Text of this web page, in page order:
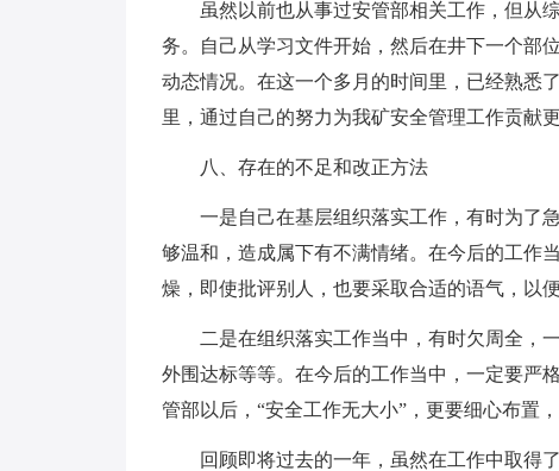
虽然以前也从事过安管部相关工作，但从
务。自己从学习文件开始，然后在井下一个部
动态情况。在这一个多月的时间里，已经熟悉
里，通过自己的努力为我矿安全管理工作贡献更
八、存在的不足和改正方法
一是自己在基层组织落实工作，有时为了
够温和，造成属下有不满情绪。在今后的工作
燥，即使批评别人，也要采取合适的语气，以
二是在组织落实工作当中，有时欠周全，
外围达标等等。在今后的工作当中，一定要严
管部以后，“安全工作无大小”，更要细心布置
回顾即将过去的一年，虽然在工作中取得